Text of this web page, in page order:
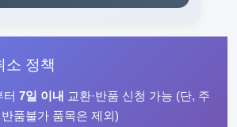
소 정책
터 7일 이내 교환·반품 신청 가능 (단, 주
품불가 품목은 제외)